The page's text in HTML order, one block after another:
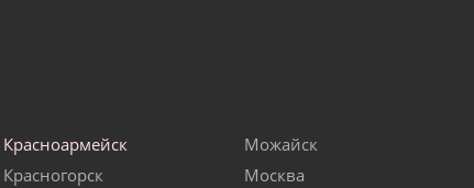
Красноармейск
Красногорск
Можайск
Москва